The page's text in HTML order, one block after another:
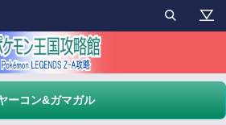
ーコン&ガマガル